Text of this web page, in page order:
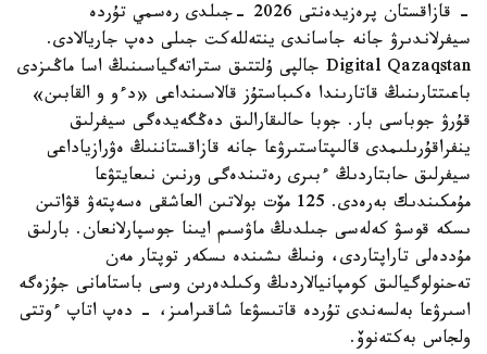
- قازاقستان پرەزيدەنتى 2026 -جىلدى رەسمي تۇردە
سيفرلاندىرۋ جانە جاساندى ينتەللەكت جىلى دەپ جاريالادى.
Digital Qazaqstan جالپى ۇلتتىق ستراتەگياسىنىڭ اسا ماڭىزدى
باعىتتارىنىڭ قاتارىندا ەكىباستۇز قالاسىنداعى «دءو و القابىن»
قۇرۋ جوباسى بار. جوبا حالىقارالىق دەڭگەيدەگى سيفرلىق
ينفراقۇرىلىمدى قالىپتاستىرۋعا جانە قازاقستاننىڭ ەۋرازياداعى
سيفرلىق حابتاردىڭ ءبىرى رەتىندەگى ورنىن نىعايتۋعا
مۇمكىندىك بەرەدى. 125 مۆت بولاتىن العاشقى ەسەپتەۋ قۋاتىن
ىسكە قوسۋ كەلەسى جىلدىڭ ماۋسىم ايىنا جوسپارلانعان. بارلىق
مۇددەلى تاراپتاردى، ونىڭ ىشىندە ىسكەر توپتار مەن
تەحنولوگيالىق كومپانيالاردىڭ وكىلدەرىن وسى باستامانى جۇزەگە
اسىرۋعا بەلسەندى تۇردە قاتىسۋعا شاقىرامىز، - دەپ اتاپ ءوتتى
ولجاس بەكتەنوۆ.